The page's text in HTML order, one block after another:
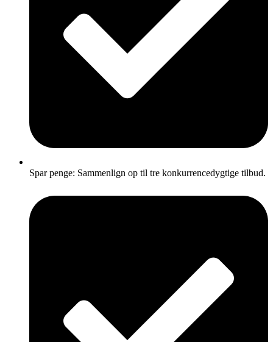
Spar penge: Sammenlign op til tre konkurrencedygtige tilbud.